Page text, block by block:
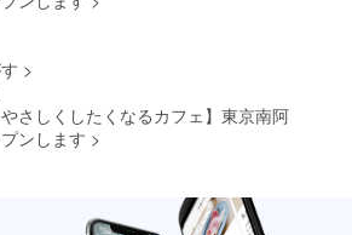
ます。
に作成
させて
テアー
ト体験
ありが
とうご
（住所
等記
イベン
トで
>
やさしくしたくなるカフェ】東京南阿
ンします >